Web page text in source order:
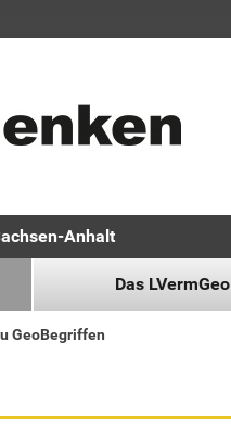
Anhalt
Das LVermGeo
GeoBegriffen